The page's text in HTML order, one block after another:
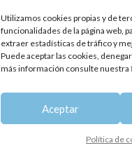
Utilizamos cookies propias y de
funcionalidades de la página web,
extraer estadísticas de tráfico y
Puede aceptar las cookies,
más información consulte nuestra
Aceptar
Política de
Tienda física
Talleres de aromaterapia
Tratamientos de belleza
Ayurveda
Aromaterapia y bienestar